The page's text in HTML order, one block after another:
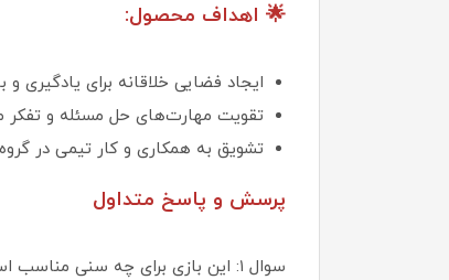
🌟 اهداف محصول:
ایجاد فضایی خلاقانه برای یادگیری و
تقویت مهارت‌های حل مسئله و تفکر
تشویق به همکاری و کار تیمی در
پرسش و پاسخ متداول
سوال ۱: این بازی برای چه سنی مناسب است؟